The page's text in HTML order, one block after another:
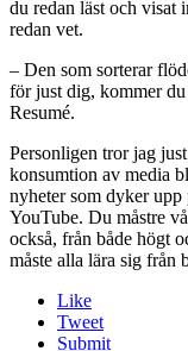
du redan läst och visat
redan vet.
– Den som sorterar
för just dig, kommer
Resumé.
Personligen tror jag
konsumtion av media
nyheter som dyker
YouTube. Du måstre
också, från både högt
måste alla lära sig från
Like
Tweet
Submit